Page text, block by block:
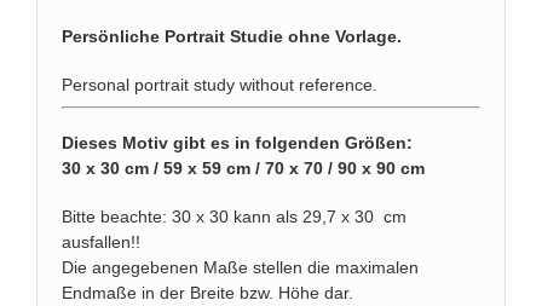
Persönliche Portrait Studie ohne Vorlage.
Personal portrait study without reference.
Dieses Motiv gibt es in folgenden Größen:
30 x 30 cm / 59 x 59 cm / 70 x 70 / 90 x 90 cm
Bitte beachte: 30 x 30 kann als 29,7 x 30 cm
ausfallen!!
Die angegebenen Maße stellen die maximalen
Endmaße in der Breite bzw. Höhe dar.